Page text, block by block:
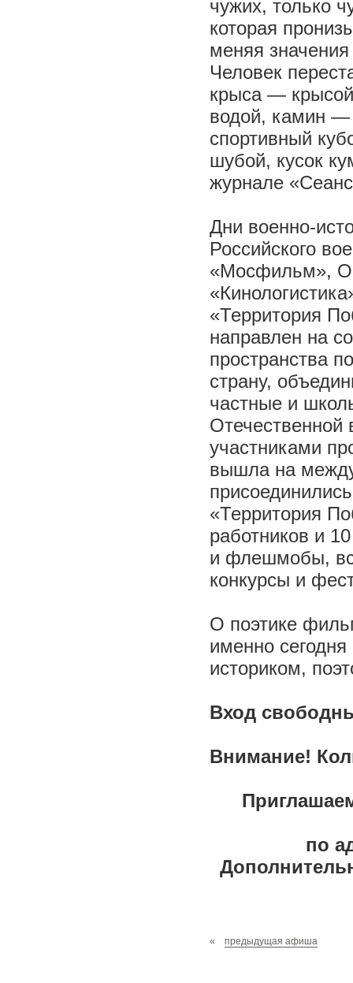
чужих, только
которая
меняя
Человек
крыса —
водой, камин —
спортивный
шубой, кусок
журнале
Дни военно-
Российского
«Мосфильм»,
«Территория
направлен на
пространства
страну,
частные и
Отечественной
участниками
вышла на
«Территория
работников и
и флешмобы,
конкурсы и
О поэтике
именно
историком,
Вход
Внимание!
по
« предыдущая афиша